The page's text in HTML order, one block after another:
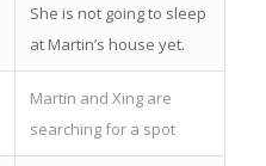
She is not going to sleep
at Martin’s house yet.
Martin and Xing are
searching for a spot